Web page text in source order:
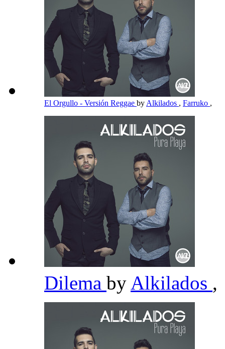
El Orgullo - Versión Reggae by Alkilados , Farruko ,
Dilema by Alkilados ,